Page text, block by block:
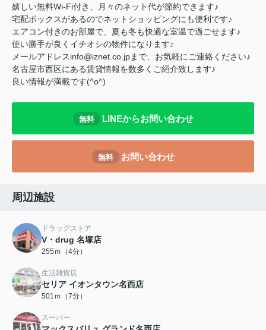
嬉しい無料Wi-Fi付き、月々のネット代が節約できます♪
宅配ボックスがあるのでネットショッピングにも便利です♪
エアコン付きのお部屋で、夏も冬も快適な室温で過ごせます♪
使い勝手が良くイチオシの物件になります♪
メールアドレスinfo@iznet.co.jpまで、お気軽にご連絡ください♪
名古屋市西区にある賃貸情報を数多くご紹介致します♪
良い情報が満載です(^o^)
無料 LINEからお問い合わせ
無料 お問い合わせ
周辺施設
ドラッグストア
V・drug 名塚店
255ｍ（4分）
生活雑貨店
セリア イオンタウン名西店
501ｍ（7分）
スーパー